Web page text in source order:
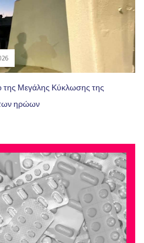
της Μεγάλης Κύκλωσης της
ηρώων